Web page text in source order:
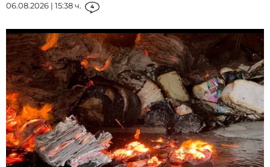
06.08.2026 | 15:38 ч. 4